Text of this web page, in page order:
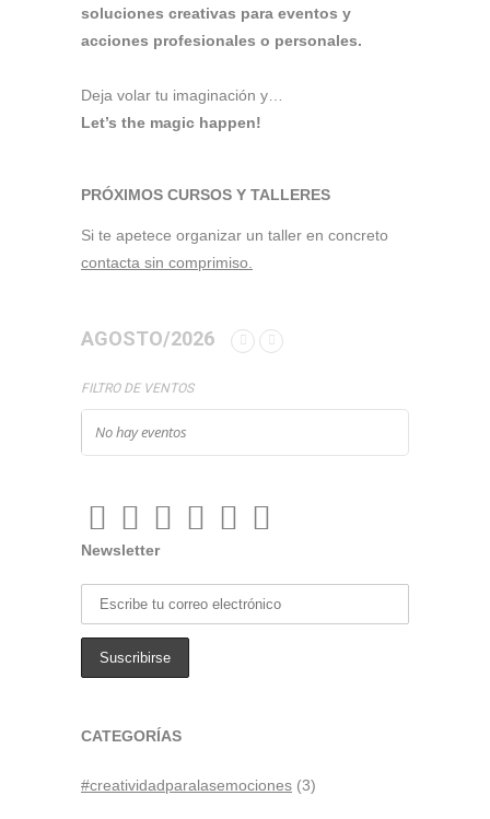
soluciones creativas para eventos y
acciones profesionales o personales.
Deja volar tu imaginación y…
Let’s the magic happen!
PRÓXIMOS CURSOS Y TALLERES
Si te apetece organizar un taller en concreto
contacta sin comprimiso.
AGOSTO/2026
FILTRO DE VENTOS
No hay eventos
Newsletter
CATEGORÍAS
#creatividadparalasemociones (3)